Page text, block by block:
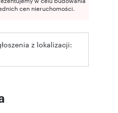
cen nieruchomości.
z lokalizacji: